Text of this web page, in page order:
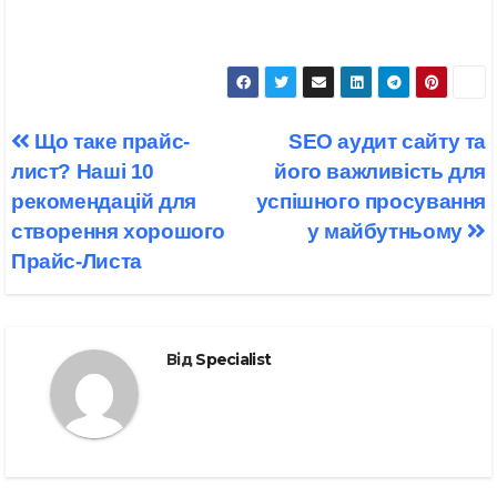
Навігація
записів
SEO аудит сайту та
його важливість для
успішного просування
у майбутньому
Що таке прайс-
лист? Наші 10
рекомендацій для
створення хорошого
Прайс-Листа
ВідSpecialist